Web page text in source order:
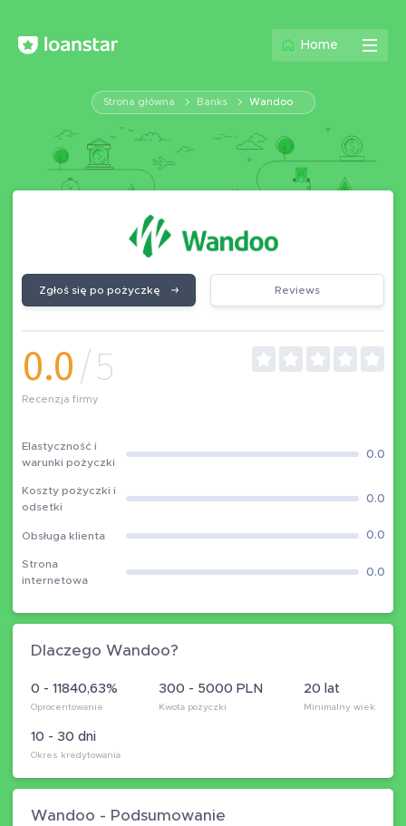
Home
Strona główna Banks Wandoo
Zgłoś się po pożyczkę Reviews
0.0/5
Recenzja firmy
Elastyczność i
warunki pożyczki
0.0
Koszty pożyczki i
odsetki
0.0
Obsługa klienta 0.0
Strona
internetowa
0.0
Dlaczego Wandoo?
0 - 11840,63%
Oprocentowanie
300 - 5000 PLN
Kwota pożyczki
10 - 30 dni
Okres kredytowania
20 lat
Minimalny wiek
Wandoo - Podsumowanie